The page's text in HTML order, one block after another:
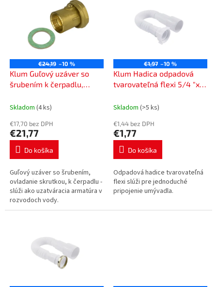
€24,19 –10 %
Klum Guľový uzáver so
šrubením k čerpadlu,
Skladom (4 ks)
€17,70 bez DPH
€21,77
Do košíka
Guľový uzáver so šrubením,
ovladanie skrutkou, k čerpadlu -
slúži ako uzatváracia armatúra v
rozvodoch vody.
€1,97 –10 %
Klum Hadica odpadová
tvarovateľná flexi 5/4 "x o
maticou PR7080D
Skladom (>5 ks)
€1,44 bez DPH
€1,77
Do košíka
Odpadová hadice tvarovateľná
flexi slúži pre jednoduché
pripojenie umývadla.